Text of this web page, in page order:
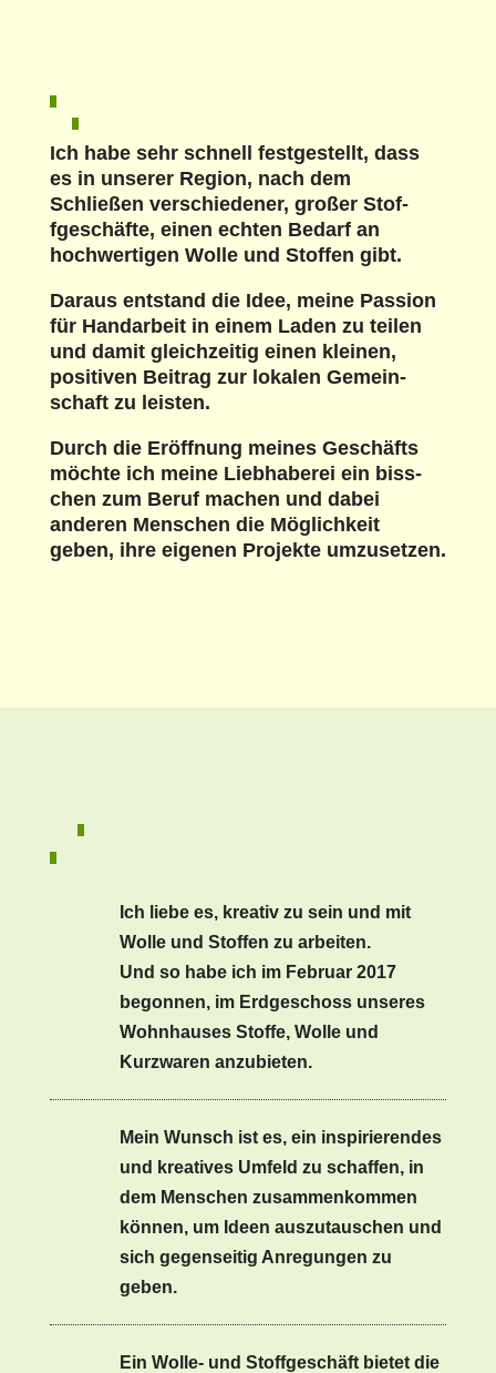
Ich habe sehr schnell fest­gestellt, dass
es in unser­er Region, nach dem
Schließen ver­schieden­er, großer Stof­
fgeschäfte, einen echt­en Bedarf an
hochw­er­ti­gen Wolle und Stof­fen gibt.
Daraus ent­stand die Idee, meine Pas­sion
für Han­dar­beit in einem Laden zu teilen
und damit gle­ichzeit­ig einen kleinen,
pos­i­tiv­en Beitrag zur lokalen Gemein­
schaft zu leis­ten.
Durch die Eröff­nung meines Geschäfts
möchte ich meine Lieb­haberei ein biss­
chen zum Beruf machen und dabei
anderen Men­schen die Möglichkeit
geben, ihre eige­nen Pro­jek­te umzuset­zen.
Ich liebe es, kreativ zu sein und mit
Wolle und Stof­fen zu arbeit­en.
Und so habe ich im Feb­ru­ar 2017
begonnen, im Erdgeschoss unseres
Wohn­haus­es Stoffe, Wolle und
Kurzwaren anzu­bi­eten.
Mein Wun­sch ist es, ein inspiri­eren­des
und kreatives Umfeld zu schaf­fen, in
dem Men­schen zusam­menkom­men
kön­nen, um Ideen auszu­tauschen und
sich gegen­seit­ig Anre­gun­gen zu
geben.
Ein Wolle- und Stof­fgeschäft bietet die